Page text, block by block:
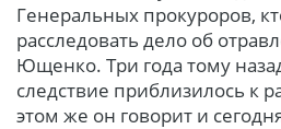
Генеральных прокуроров,
расследовать дело об
Ющенко. Три года тому
следствие приблизилось к
этом же он говорит и